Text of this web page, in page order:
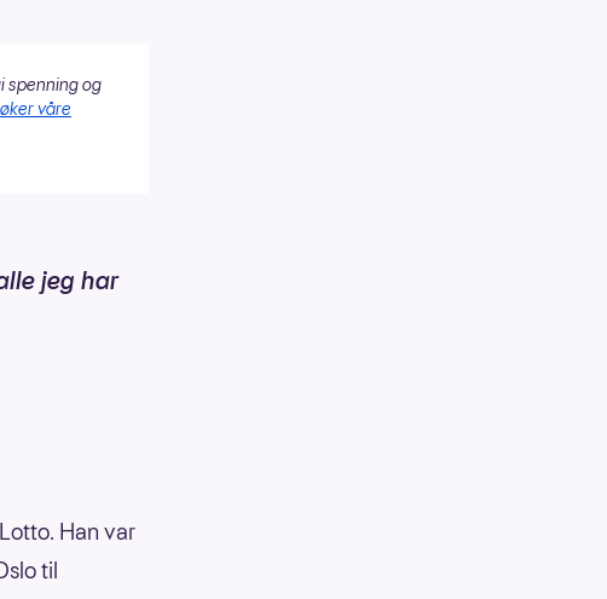
spenning og
våre
jeg har
Han var
til